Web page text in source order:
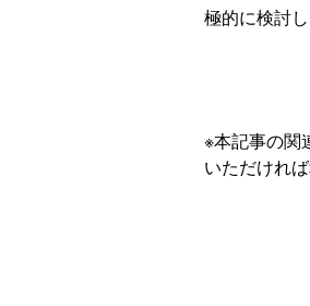
極的に検討し
※本記事の関
いただけれ